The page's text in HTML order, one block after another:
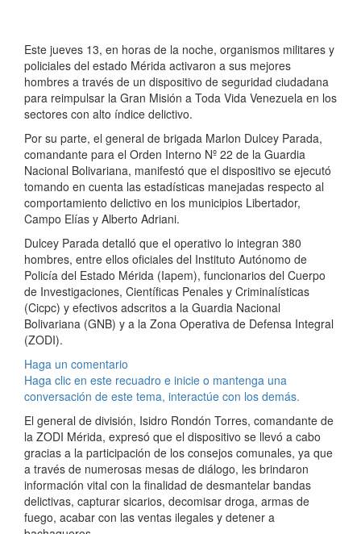
Este jueves 13, en horas de la noche, organismos militares y
policiales del estado Mérida activaron a sus mejores
hombres a través de un dispositivo de seguridad ciudadana
para reimpulsar la Gran Misión a Toda Vida Venezuela en los
sectores con alto índice delictivo.
Por su parte, el general de brigada Marlon Dulcey Parada,
comandante para el Orden Interno Nº 22 de la Guardia
Nacional Bolivariana, manifestó que el dispositivo se ejecutó
tomando en cuenta las estadísticas manejadas respecto al
comportamiento delictivo en los municipios Libertador,
Campo Elías y Alberto Adriani.
Dulcey Parada detalló que el operativo lo integran 380
hombres, entre ellos oficiales del Instituto Autónomo de
Policía del Estado Mérida (Iapem), funcionarios del Cuerpo
de Investigaciones, Científicas Penales y Criminalísticas
(Cicpc) y efectivos adscritos a la Guardia Nacional
Bolivariana (GNB) y a la Zona Operativa de Defensa Integral
(ZODI).
Haga un comentario
Haga clic en este recuadro e inicie o mantenga una
conversación de este tema, interactúe con los demás.
El general de división, Isidro Rondón Torres, comandante de
la ZODI Mérida, expresó que el dispositivo se llevó a cabo
gracias a la participación de los consejos comunales, ya que
a través de numerosas mesas de diálogo, les brindaron
información vital con la finalidad de desmantelar bandas
delictivas, capturar sicarios, decomisar droga, armas de
fuego, acabar con las ventas ilegales y detener a